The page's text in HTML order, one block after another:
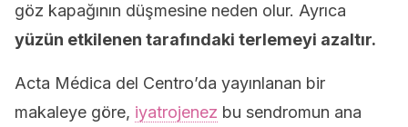
göz kapağının düşmesine neden olur. Ayrıca
yüzün etkilenen tarafındaki terlemeyi azaltır.
Acta Médica del Centro’da yayınlanan bir
makaleye göre, iyatrojenez bu sendromun ana